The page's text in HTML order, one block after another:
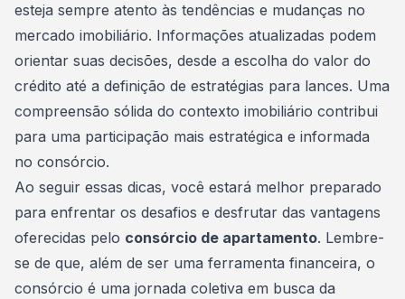
esteja sempre atento às tendências e mudanças no
mercado imobiliário. Informações atualizadas podem
orientar suas decisões, desde a escolha do valor do
crédito até a definição de estratégias para lances. Uma
compreensão sólida do contexto imobiliário contribui
para uma participação mais estratégica e informada
no consórcio.
Ao seguir essas dicas, você estará melhor preparado
para enfrentar os desafios e desfrutar das vantagens
oferecidas pelo consórcio de apartamento. Lembre-
se de que, além de ser uma ferramenta financeira, o
consórcio é uma jornada coletiva em busca da